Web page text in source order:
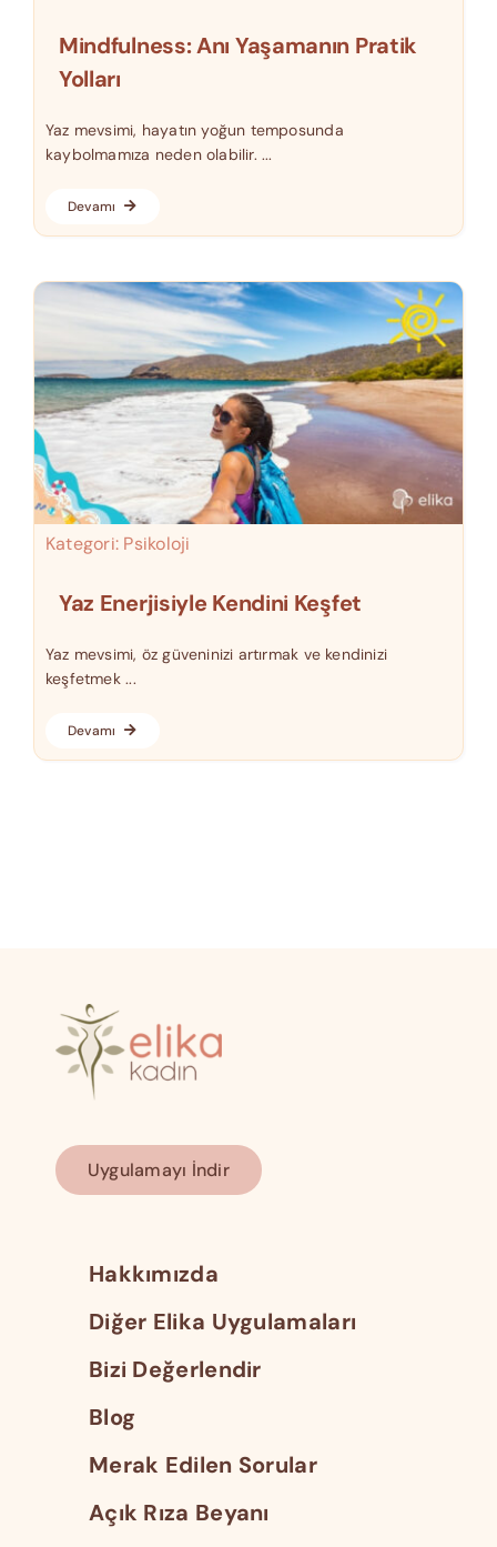
Mindfulness: Anı Yaşamanın Pratik
Yolları
Yaz mevsimi, hayatın yoğun temposunda
kaybolmamıza neden olabilir. ...
Devamı
Kategori: Psikoloji
Yaz Enerjisiyle Kendini Keşfet
Yaz mevsimi, öz güveninizi artırmak ve kendinizi
keşfetmek ...
Devamı
Uygulamayı İndir
Hakkımızda
Diğer Elika Uygulamaları
Bizi Değerlendir
Blog
Merak Edilen Sorular
Açık Rıza Beyanı